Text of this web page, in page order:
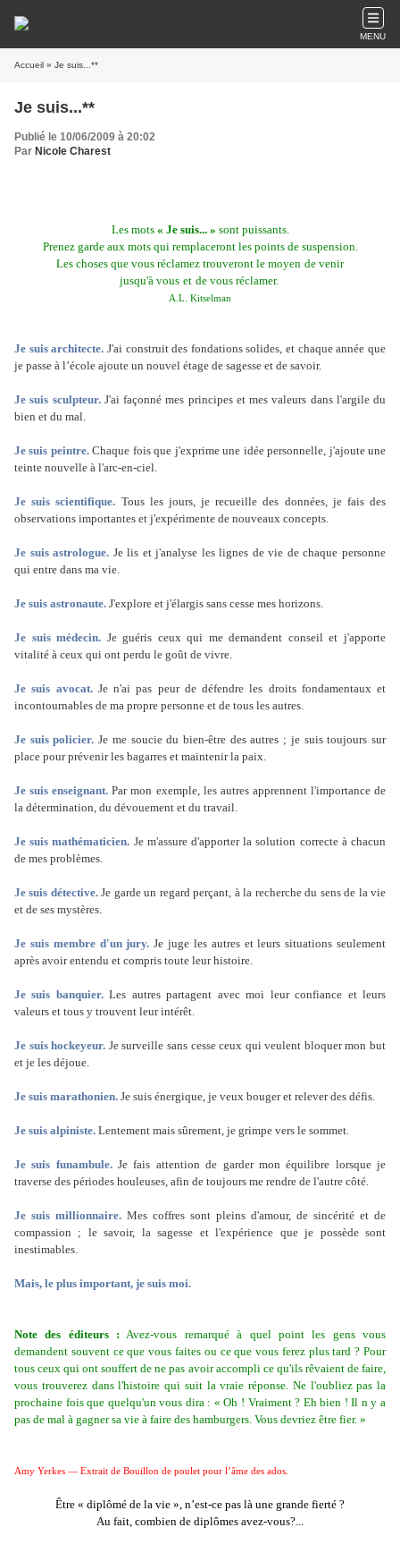
MENU
Accueil » Je suis...**
Je suis...**
Publié le 10/06/2009 à 20:02
Par Nicole Charest
Les mots « Je suis... » sont puissants.
Prenez garde aux mots qui remplaceront les points de suspension.
Les choses que vous réclamez trouveront le moyen de venir
jusqu'à vous et de vous réclamer.
A.L. Kitselman
Je suis architecte. J'ai construit des fondations solides, et chaque année que
je passe à l’école ajoute un nouvel étage de sagesse et de savoir.
Je suis sculpteur.J'ai façonné mes principes et mes valeurs dans l'argile du
bien et du mal.
Je suis peintre.Chaque fois que j'exprime une idée personnelle, j'ajoute une
teinte nouvelle à l'arc-en-ciel.
Je suis scientifique. Tous les jours, je recueille des données, je fais des
observations importantes et j'expérimente de nouveaux concepts.
Je suis astrologue. Je lis et j'analyse les lignes de vie de chaque personne
qui entre dans ma vie.
Je suis astronaute. J'explore et j'élargis sans cesse mes horizons.
Je suis médecin. Je guéris ceux qui me demandent conseil et j'apporte
vitalité à ceux qui ont perdu le goût de vivre.
Je suis avocat.Je n'ai pas peur de défendre les droits fondamentaux et
incontournables de ma propre personne et de tous les autres.
Je suis policier. Je me soucie du bien-être des autres ; je suis toujours sur
place pour prévenir les bagarres et maintenir la paix.
Je suis enseignant. Par mon exemple, les autres apprennent l'importance de
la détermination, du dévouement et du travail.
Je suis mathématicien. Je m'assure d'apporter la solution correcte à chacun
de mes problèmes.
Je suis détective.Je garde un regard perçant, à la recherche du sens de la vie
et de ses mystères.
Je suis membre d'un jury. Je juge les autres et leurs situations seulement
après avoir entendu et compris toute leur histoire.
Je suis banquier.Les autres partagent avec moi leur confiance et leurs
valeurs et tous y trouvent leur intérêt.
Je suis hockeyeur. Je surveille sans cesse ceux qui veulent bloquer mon but
et je les déjoue.
Je suis marathonien. Je suis énergique, je veux bouger et relever des défis.
Je suis alpiniste. Lentement mais sûrement, je grimpe vers le sommet.
Je suis funambule.Je fais attention de garder mon équilibre lorsque je
traverse des périodes houleuses, afin de toujours me rendre de l'autre côté.
Je suis millionnaire. Mes coffres sont pleins d'amour, de sincérité et de
compassion ; le savoir, la sagesse et l'expérience que je possède sont
inestimables.
Mais, le plus important, je suis moi.
Note des éditeurs : Avez-vous remarqué à quel point les gens vous
demandent souvent ceque vous faites ouceque vous ferez plus tard ? Pour
tous ceux qui ont souffert de ne pas avoir accomplice qu'ils rêvaient de faire,
vous trouverez dans l'histoire qui suit la vraie réponse. Ne l'oubliez pas la
prochaine fois que quelqu'un vous dira : « Oh ! Vraiment ? Eh bien ! Il n y a
pas de mal à gagner sa vie à faire des hamburgers. Vous devriez être fier. »
Amy Yerkes — Extrait de Bouillon de poulet pour l’âme des ados.
Être « diplômé de la vie », n’est-ce pas là une grande fierté ?
Au fait, combien de diplômes avez-vous?...